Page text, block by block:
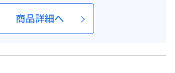
商品詳細へ